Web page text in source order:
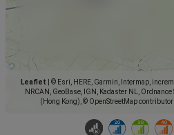
Leaflet
© Esri, HERE, Garmin, Intermap,
NRCAN, GeoBase, IGN, Kadaster NL,
(Hong Kong), © OpenStreetMap